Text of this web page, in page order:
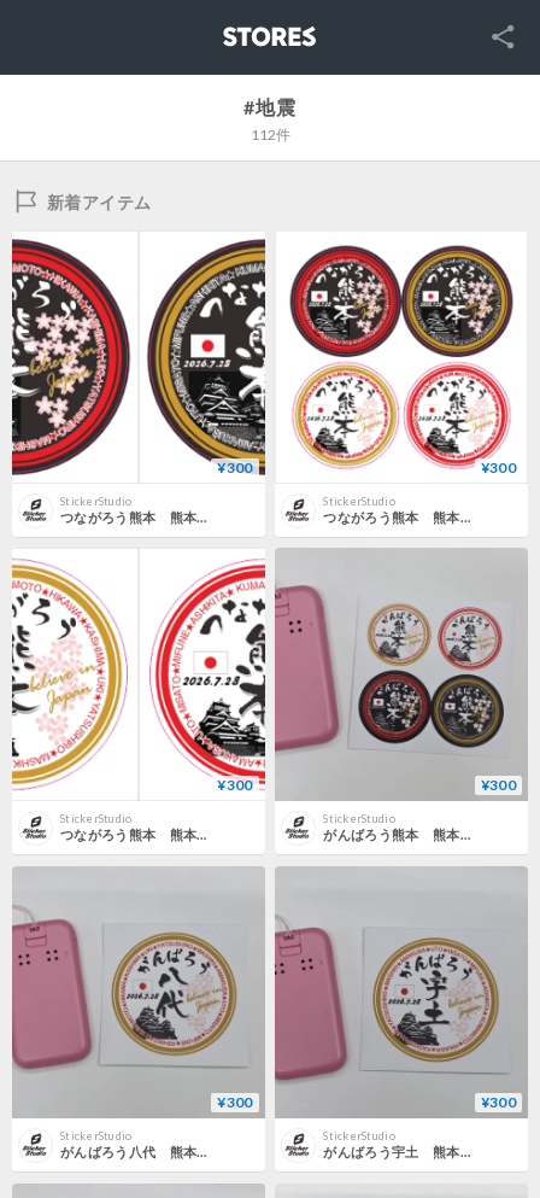
SNS
#地震
112件
新着アイテム
¥300
StickerStudio
つながろう熊本 熊本地震応援ステッカー黒 熊本・天草・八代・益城・氷川・喜島・御船・芦北・宇城・美里・宇土
¥300
StickerStudio
つながろう熊本 熊本地震応援ステッカー小 熊本・天草・八代・益城・氷川・喜島・御船・芦北・宇城・美里・宇土
¥300
StickerStudio
つながろう熊本 熊本地震応援ステッカー 熊本・天草・八代・益城・氷川・喜島・御船・芦北・宇城・美里・宇土
¥300
StickerStudio
がんばろう熊本 熊本地震応援ステッカー小 熊本・天草・八代・益城・氷川・喜島・御船・芦北・宇城・美里・宇土
¥300
StickerStudio
がんばろう八代 熊本地震応援ステッカー 熊本・天草・八代・益城・氷川・喜島・御船・芦北・宇城・美里・宇土
¥300
StickerStudio
がんばろう宇土 熊本地震応援ステッカー 熊本・天草・八代・益城・氷川・喜島・御船・芦北・宇城・美里・宇土